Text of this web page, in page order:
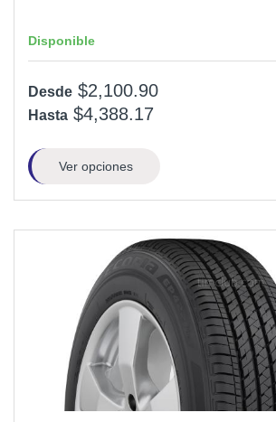
Disponible
Desde $2,100.90
Hasta $4,388.17
Ver opciones